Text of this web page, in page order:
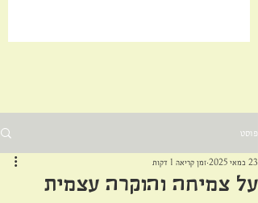
פוסט
על צמיחה והוקרה עצמית
23 במאי 2025 זמן קריאה 1 דקות